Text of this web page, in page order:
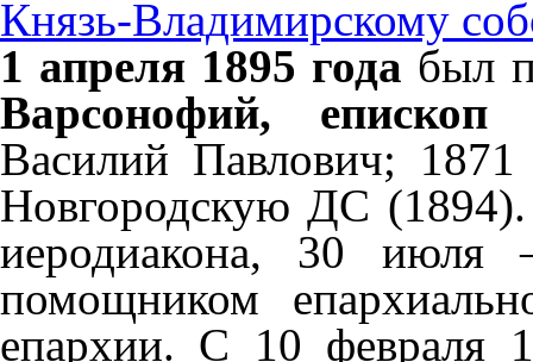
Князь-Владимирскому
1 апреля 1895 года был
Варсонофий,
Василий Павлович;
Новгородскую ДС
иеродиакона, 30 июля
помощником
епархии. С 10 февраля